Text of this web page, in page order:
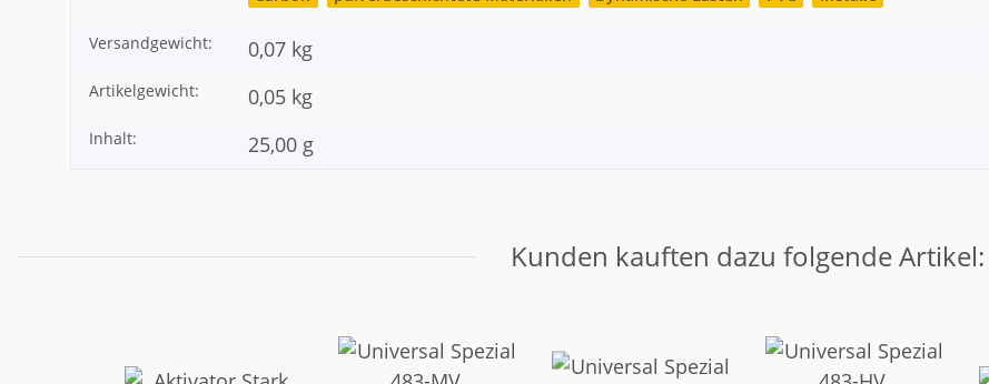
Versandgewicht: 0,07 kg
Artikelgewicht: 0,05 kg
Inhalt: 25,00 g
Kunden kauften dazu folgende Artikel: